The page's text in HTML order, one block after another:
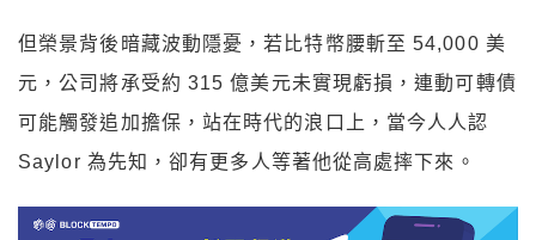
但榮景背後暗藏波動隱憂，若比特幣腰斬至 54,000 美
元，公司將承受約 315 億美元未實現虧損，連動可轉債
可能觸發追加擔保，站在時代的浪口上，當今人人認
Saylor 為先知，卻有更多人等著他從高處摔下來。